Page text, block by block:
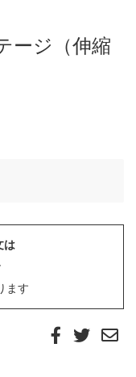
ージ（伸縮
は
ます